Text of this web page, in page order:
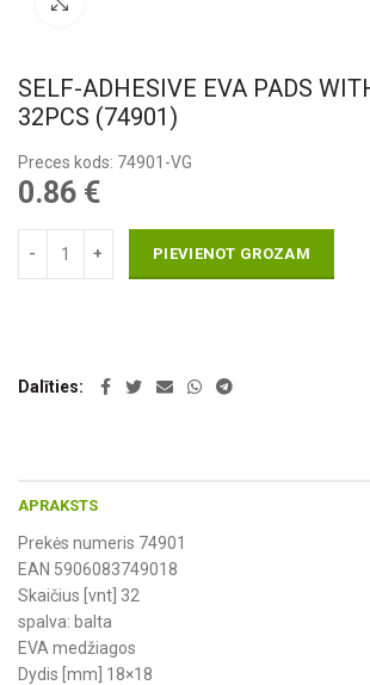
SELF-ADHESIVE EVA PADS
32PCS (74901)
Preces kods: 74901-VG
0.86 €
PIEVIENOT GROZAM
Dalīties
APRAKSTS
Prekės numeris 74901
EAN 5906083749018
Skaičius [vnt] 32
spalva: balta
EVA medžiagos
Dydis [mm] 18×18